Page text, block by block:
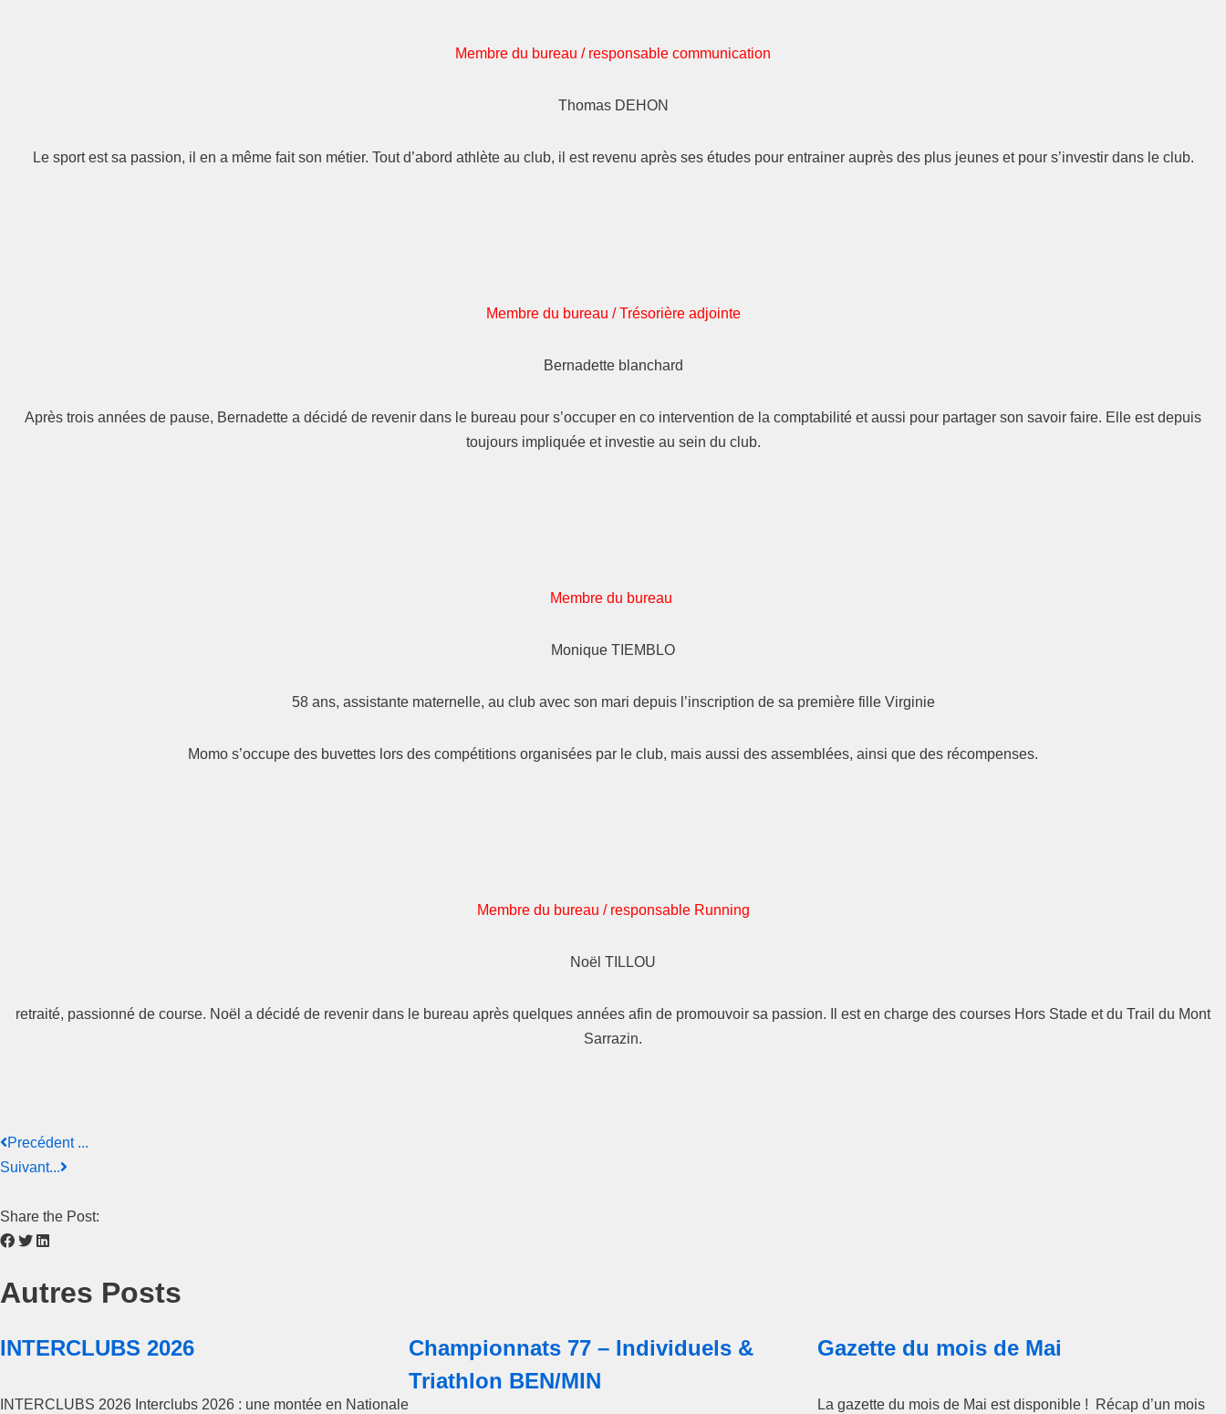
Membre du bureau / responsable communication
Thomas DEHON
Le sport est sa passion, il en a même fait son métier. Tout d’abord athlète au club, il est revenu après ses études pour entrainer auprès des plus jeunes et pour s’investir dans le club.
Membre du bureau / Trésorière adjointe
Bernadette blanchard
Après trois années de pause, Bernadette a décidé de revenir dans le bureau pour s’occuper en co intervention de la comptabilité et aussi pour partager son savoir faire. Elle est depuis
toujours impliquée et investie au sein du club.
Membre du bureau
Monique TIEMBLO
58 ans, assistante maternelle, au club avec son mari depuis l’inscription de sa première fille Virginie
Momo s’occupe des buvettes lors des compétitions organisées par le club, mais aussi des assemblées, ainsi que des récompenses.
Membre du bureau / responsable Running
Noël TILLOU
retraité, passionné de course. Noël a décidé de revenir dans le bureau après quelques années afin de promouvoir sa passion. Il est en charge des courses Hors Stade et du Trail du Mont
Sarrazin.
Precédent ...
Suivant...
Share the Post:
Autres Posts
INTERCLUBS 2026
INTERCLUBS 2026 Interclubs 2026 : une montée en Nationale
Championnats 77 – Individuels &
Triathlon BEN/MIN
Gazette du mois de Mai
La gazette du mois de Mai est disponible ! Récap d’un mois